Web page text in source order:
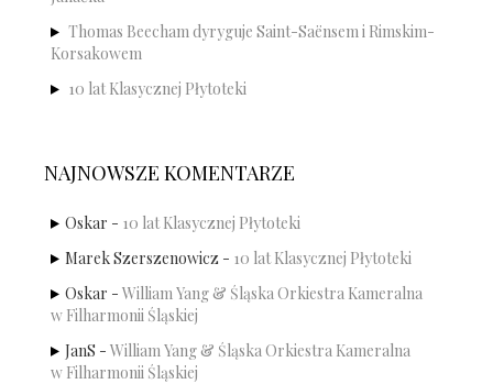
Thomas Beecham dyryguje Saint-Saënsem i Rimskim-
Korsakowem
10 lat Klasycznej Płytoteki
NAJNOWSZE KOMENTARZE
Oskar - 10 lat Klasycznej Płytoteki
Marek Szerszenowicz - 10 lat Klasycznej Płytoteki
Oskar - William Yang & Śląska Orkiestra Kameralna
w Filharmonii Śląskiej
JanS - William Yang & Śląska Orkiestra Kameralna
w Filharmonii Śląskiej